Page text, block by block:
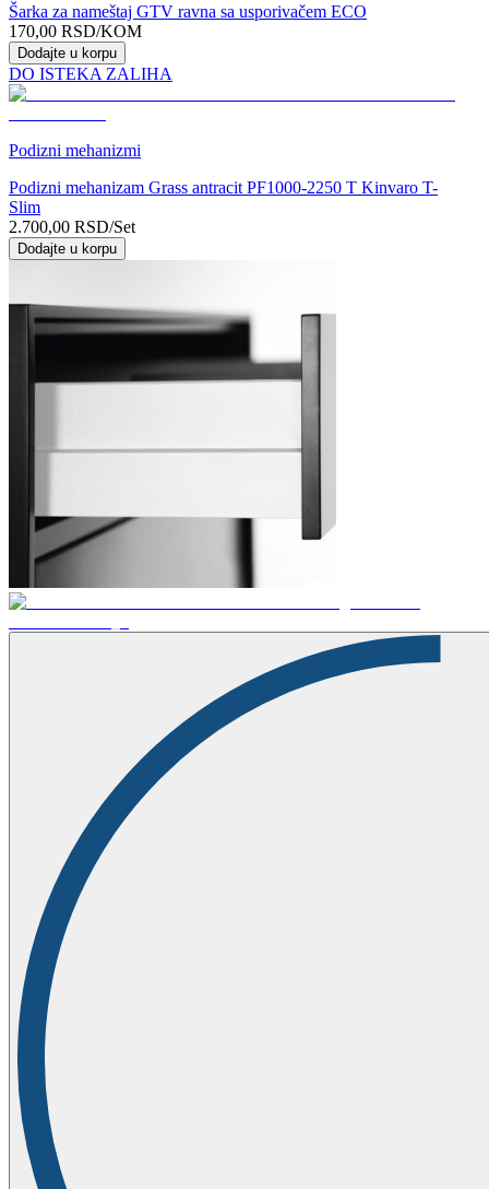
Šarka za nameštaj GTV ravna sa usporivačem ECO
170,00 RSD/KOM
Dodajte u korpu
DO ISTEKA ZALIHA
Podizni mehanizmi
Podizni mehanizam Grass antracit PF1000-2250 T Kinvaro T-
Slim
2.700,00 RSD/Set
Dodajte u korpu